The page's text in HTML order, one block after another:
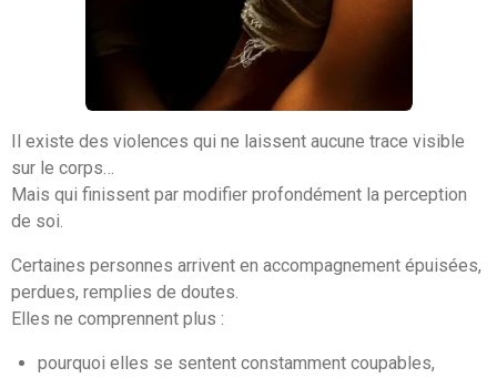
Il existe des violences qui ne laissent aucune trace visible
sur le corps…
Mais qui finissent par modifier profondément la perception
de soi.
Certaines personnes arrivent en accompagnement épuisées,
perdues, remplies de doutes.
Elles ne comprennent plus :
pourquoi elles se sentent constamment coupables,